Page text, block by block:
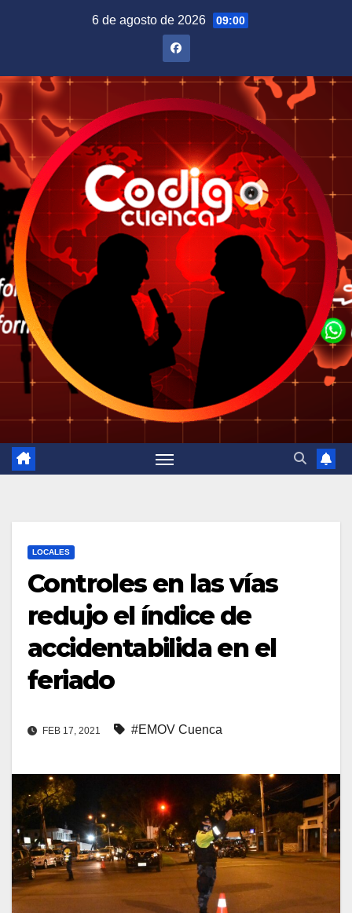
6 de agosto de 2026 09:00
LOCALES
Controles en las vías
redujo el índice de
accidentabilida en el
feriado
FEB 17, 2021 #EMOV Cuenca